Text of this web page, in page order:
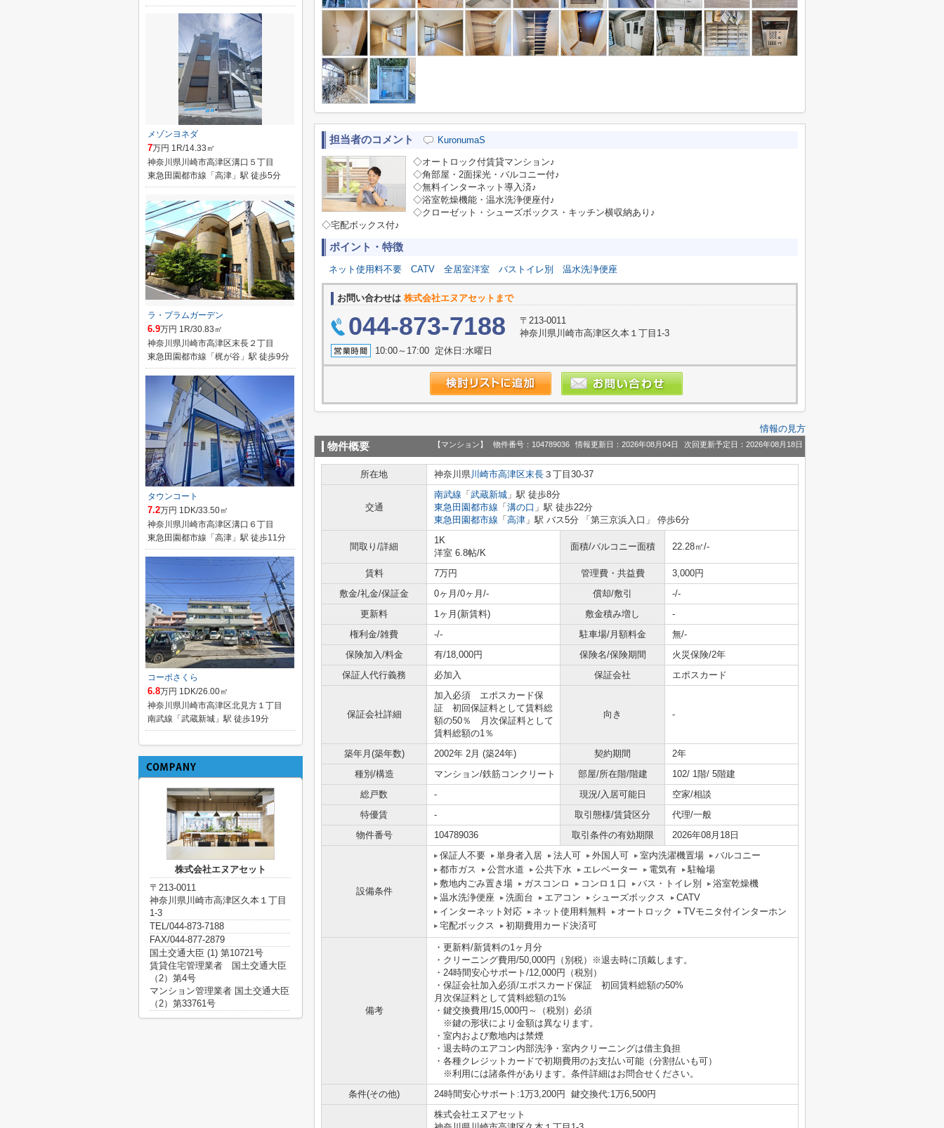
担当者のコメント KuronumaS
◇オートロック付賃貸マンション♪
◇角部屋・2面採光・バルコニー付♪
◇無料インターネット導入済♪
◇浴室乾燥機能・温水洗浄便座付♪
◇クローゼット・シューズボックス・キッチン横収納あり♪
◇宅配ボックス付♪
ポイント・特徴
ネット使用料不要 CATV 全居室洋室 バストイレ別 温水洗浄便座
お問い合わせは 株式会社エヌアセットまで
044-873-7188
〒213-0011
神奈川県川崎市高津区久本１丁目1-3
10:00～17:00 定休日:水曜日
情報の見方
物件概要 【マンション】 物件番号：104789036 情報更新日：2026年08月04日 次回更新予定日：2026年08月18日
所在地 神奈川県川崎市高津区末長 ３丁目30-37
交通
南武線 「 武蔵新城 」駅 徒歩8分
東急田園都市線 「 溝の口 」駅 徒歩22分
東急田園都市線 「 高津 」駅 バス5分 「第三京浜入口」 停歩6分
間取り/詳細
1K
洋室 6.8帖/K
面積/バルコニー面積 22.28㎡/-
賃料 7万円 管理費・共益費
3,000円
敷金/礼金/保証金
0ヶ月/0ヶ月/- 償却/敷引
-/-
更新料
1ヶ月(新賃料) 敷金積み増し
-
権利金/雑費
-/- 駐車場/月額料金
無/-
保険加入/料金
有/18,000円 保険名/保険期間
火災保険/2年
保証人代行義務
必加入 保証会社 エポスカード
保証会社詳細
加入必須 エポスカード保
証 初回保証料として賃料総
額の50％ 月次保証料として
賃料総額の1％
向き -
築年月(築年数) 2002年 2月 (築24年) 契約期間
2年
種別/構造
マンション/鉄筋コンクリート 部屋/所在階/階建
102/ 1階/ 5階建
総戸数
- 現況/入居可能日
空家/相談
特優賃
- 取引態様/賃貸区分
代理/一般
物件番号
104789036 取引条件の有効期限 2026年08月18日
設備条件
保証人不要 単身者入居 法人可 外国人可 室内洗濯機置場
バルコニー
都市ガス
公営水道 公共下水 エレベーター 電気有
駐輪場
敷地内ごみ置き場
ガスコンロ コンロ１口 バス・トイレ別
浴室乾燥機
温水洗浄便座
洗面台 エアコン シューズボックス
CATV
インターネット対応
ネット使用料無料 オートロック
TVモニタ付インターホン
宅配ボックス
初期費用カード決済可
備考
・更新料/新賃料の1ヶ月分
・クリーニング費用/50,000円（別税）※退去時に頂戴します。
・24時間安心サポート/12,000円（税別）
・保証会社加入必須/エポスカード保証 初回賃料総額の50%
月次保証料として賃料総額の1%
・鍵交換費用/15,000円～（税別）必須
※鍵の形状により金額は異なります。
・室内および敷地内は禁煙
・退去時のエアコン内部洗浄・室内クリーニングは借主負担
・各種クレジットカードで初期費用のお支払い可能（分割払いも可）
※利用には諸条件があります。条件詳細はお問合せください。
条件(その他)
24時間安心サポート:1万3,200円 鍵交換代:1万6,500円
株式会社エヌアセット
メゾンヨネダ
7万円 1R/14.33㎡
神奈川県川崎市高津区溝口５丁目
東急田園都市線「高津」駅 徒歩5分
ラ・プラムガーデン
6.9万円 1R/30.83㎡
神奈川県川崎市高津区末長２丁目
東急田園都市線「梶が谷」駅 徒歩9分
タウンコート
7.2万円 1DK/33.50㎡
神奈川県川崎市高津区溝口６丁目
東急田園都市線「高津」駅 徒歩11分
コーポさくら
6.8万円 1DK/26.00㎡
神奈川県川崎市高津区北見方１丁目
南武線「武蔵新城」駅 徒歩19分
株式会社エヌアセット
〒213-0011
神奈川県川崎市高津区久本１丁目
1-3
TEL/044-873-7188
FAX/044-877-2879
国土交通大臣 (1) 第10721号
賃貸住宅管理業者 国土交通大臣
（2）第4号
マンション管理業者 国土交通大臣
（2）第33761号